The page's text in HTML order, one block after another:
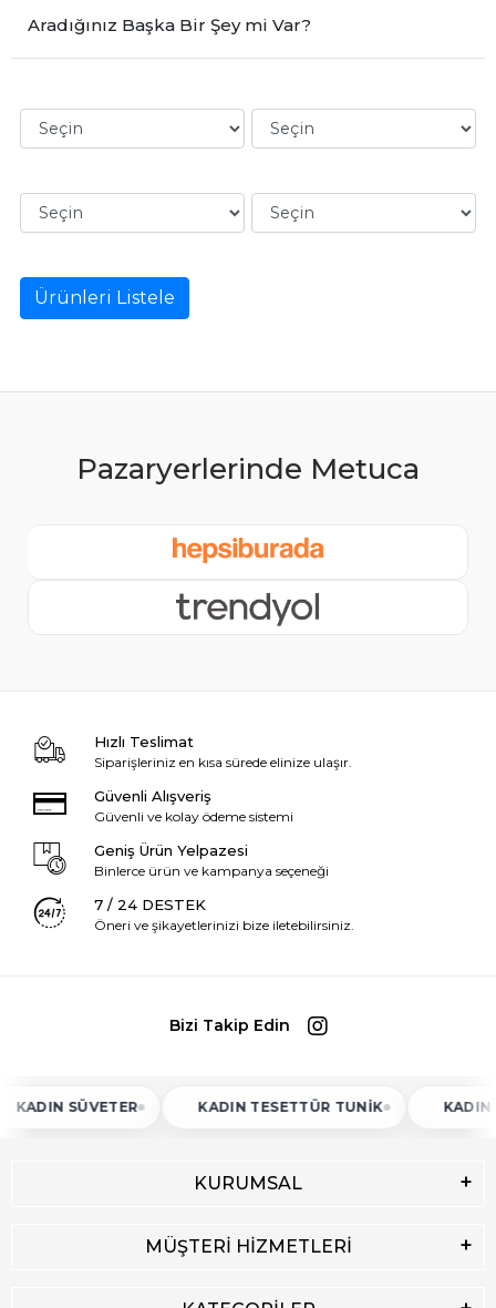
Aradığınız Başka Bir Şey mi Var?
Ürünleri Listele
Hızlı Teslimat
Siparişleriniz en kısa sürede elinize ulaşır.
Güvenli Alışveriş
Güvenli ve kolay ödeme sistemi
Geniş Ürün Yelpazesi
Binlerce ürün ve kampanya seçeneği
7 / 24 DESTEK
Öneri ve şikayetlerinizi bize iletebilirsiniz.
Bizi Takip Edin
SÜVETER KADIN TESETTÜR TUNIK KADIN ATLET
KURUMSAL
MÜŞTERİ HİZMETLERİ